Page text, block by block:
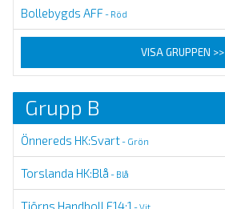
Bollebygds AFF- Röd
VISA GRUPPEN >>
Grupp B
Önnereds HK:Svart- Grön
Torslanda HK:Blå - Blå
Tjörns Handboll F14:1